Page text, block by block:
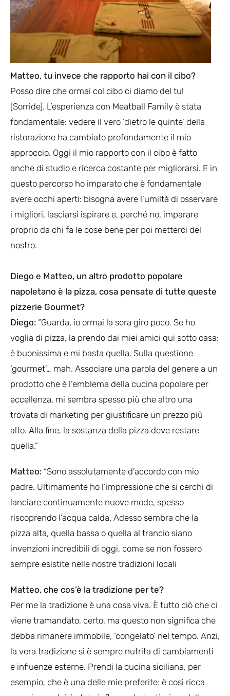
Matteo, tu invece che rapporto hai con il cibo?
Posso dire che ormai col cibo ci diamo del tu!
[Sorride]. L’esperienza con Meatball Family è stata
fondamentale: vedere il vero ‘dietro le quinte’ della
ristorazione ha cambiato profondamente il mio
approccio. Oggi il mio rapporto con il cibo è fatto
anche di studio e ricerca costante per migliorarsi. E in
questo percorso ho imparato che è fondamentale
avere occhi aperti: bisogna avere l’umiltà di osservare
i migliori, lasciarsi ispirare e, perché no, imparare
proprio da chi fa le cose bene per poi metterci del
nostro.
Diego e Matteo, un altro prodotto popolare
napoletano è la pizza, cosa pensate di tutte queste
pizzerie Gourmet?
Diego: “Guarda, io ormai la sera giro poco. Se ho
voglia di pizza, la prendo dai miei amici qui sotto casa:
è buonissima e mi basta quella. Sulla questione
‘gourmet’… mah. Associare una parola del genere a un
prodotto che è l’emblema della cucina popolare per
eccellenza, mi sembra spesso più che altro una
trovata di marketing per giustificare un prezzo più
alto. Alla fine, la sostanza della pizza deve restare
quella.”
Matteo: “Sono assolutamente d’accordo con mio
padre. Ultimamente ho l’impressione che si cerchi di
lanciare continuamente nuove mode, spesso
riscoprendo l’acqua calda. Adesso sembra che la
pizza alta, quella bassa o quella al trancio siano
invenzioni incredibili di oggi, come se non fossero
sempre esistite nelle nostre tradizioni locali
Matteo, che cos’è la tradizione per te?
Per me la tradizione è una cosa viva. È tutto ciò che ci
viene tramandato, certo, ma questo non significa che
debba rimanere immobile, ‘congelato’ nel tempo. Anzi,
la vera tradizione si è sempre nutrita di cambiamenti
e influenze esterne. Prendi la cucina siciliana, per
esempio, che è una delle mie preferite: è così ricca